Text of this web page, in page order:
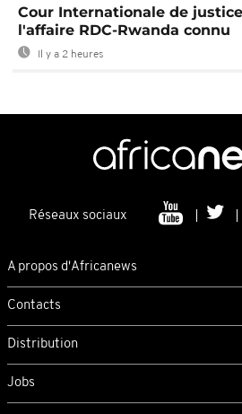
Cour Internationale de
l'affaire RDC-Rwanda connu
Il y a 2 heures
Réseaux sociaux
A propos d'Africanews
Contacts
Distribution
Jobs